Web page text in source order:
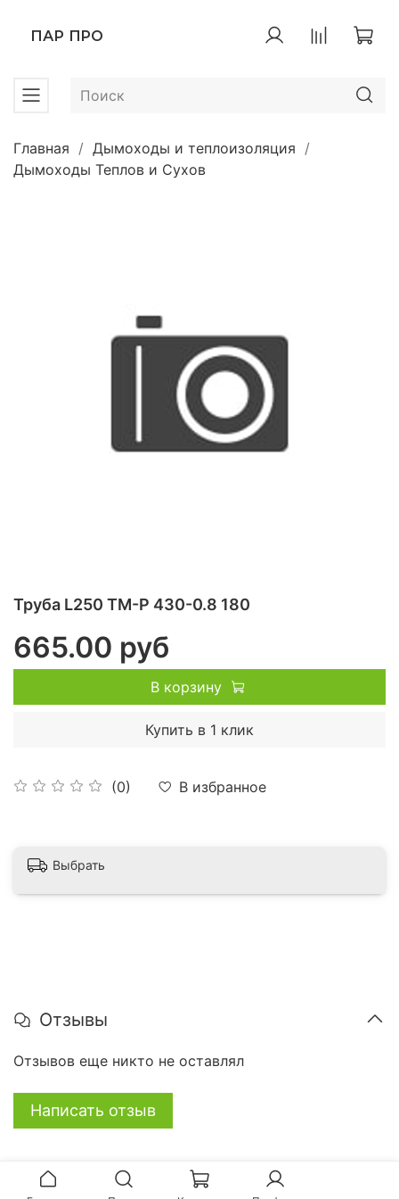
ПАР ПРО
Главная
Дымоходы и теплоизоляция
Дымоходы Теплов и Сухов
Труба L250 ТМ-Р 430-0.8 180
(0) В избранное
665.00 руб
В корзину
Купить в 1 клик
Выбрать
Отзывы
Отзывов еще никто не оставлял
Написать отзыв